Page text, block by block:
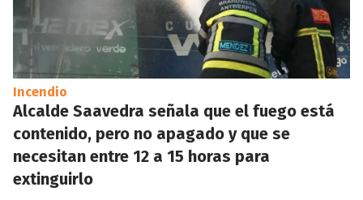
Incendio
Alcalde Saavedra señala que el fuego está
contenido, pero no apagado y que se
necesitan entre 12 a 15 horas para
extinguirlo